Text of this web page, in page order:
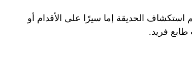
استكشاف الحديقة إما سيرًا على الأقدام أو
فريد.